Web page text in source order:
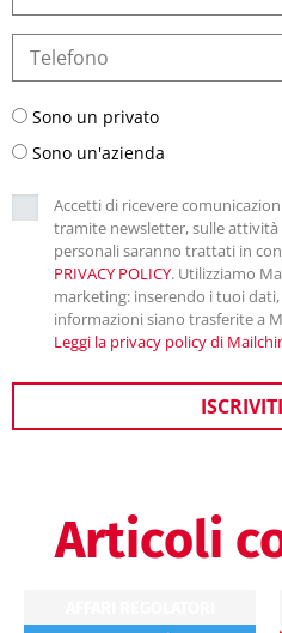
Sono un privato
Sono un'azienda
Accetti di ricevere
tramite newsletter, sulle attività
personali saranno trattati in
PRIVACY POLICY. Utilizziamo
marketing: inserendo i tuoi
informazioni siano trasferite a
Leggi la privacy policy di
Articoli